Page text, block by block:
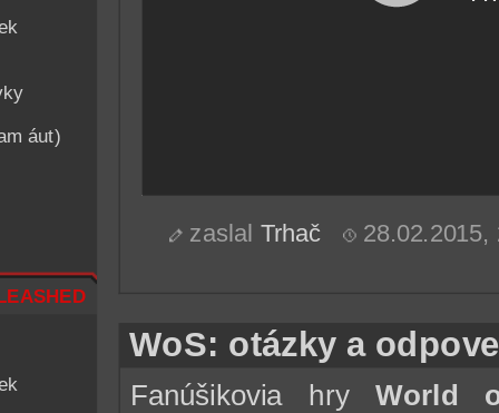
áut)
zaslal Trhač
WoS: otázky a
Fanúšikovia hryWorld